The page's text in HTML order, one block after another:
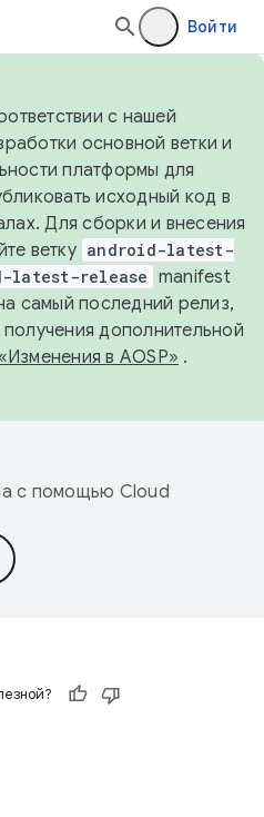
Войти
с нашей
основной ветки и
платформы для
исходный код в
Для сборки и внесения
ветку android-latest-
latest-release manifest
самый последний релиз,
дополнительной
в AOSP» .
с помощью Cloud